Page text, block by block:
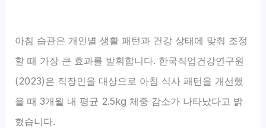
아침 습관은 개인별 생활 패턴과 건강 상태에 맞춰 조정
할 때 가장 큰 효과를 발휘합니다. 한국직업건강연구원
(2023)은 직장인을 대상으로 아침 식사 패턴을 개선했
을 때 3개월 내 평균 2.5kg 체중 감소가 나타났다고 밝
혔습니다.